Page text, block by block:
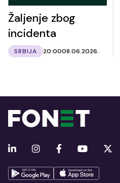
Žaljenje zbog
incidenta
SRBIJA 20:0008.06.2026.